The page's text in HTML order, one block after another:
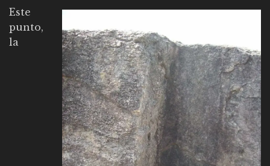
Este
punto,
la